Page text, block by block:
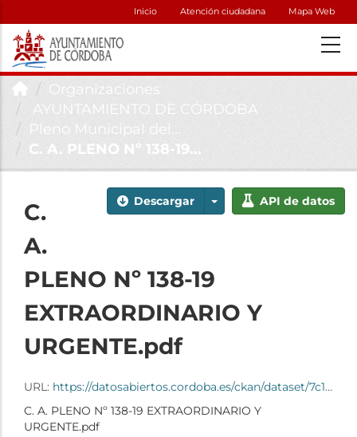
Inicio Atención ciudadana Mapa Web
Organizaciones
AYUNTAMIENTO DE CÓRDOBA
Pleno Municipal del...
C. A. PLENO Nº 138-19...
Descargar API de datos
C.
A.
PLENO Nº 138-19
EXTRAORDINARIO Y
URGENTE.pdf
URL: https://datosabiertos.cordoba.es/ckan/dataset/7c100da9-4caa-4ec9-8fd6-5d84a9ff4f91/resource/b4f1e4de-3be7-43e8-aa38-ea7872fd49b6/download/c.-a.-pleno-n-138-19-extraordinario-y-urgente.pdf
C. A. PLENO Nº 138-19 EXTRAORDINARIO Y
URGENTE.pdf